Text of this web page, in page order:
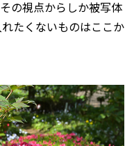
の視点からしか被写体
たくないものはここか